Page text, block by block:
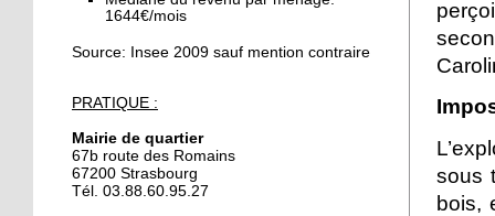
embauche des CDD pour
Trois blessés légers dans
l'incendie d'une cabine
de peinture
24 septembre 2019
1644€/mois
Source: Insee 2009 sauf mention contraire
PRATIQUE :
Mairie de quartier
67b route des Romains
67200 Strasbourg
Tél. 03.88.60.95.27
sous
bois,